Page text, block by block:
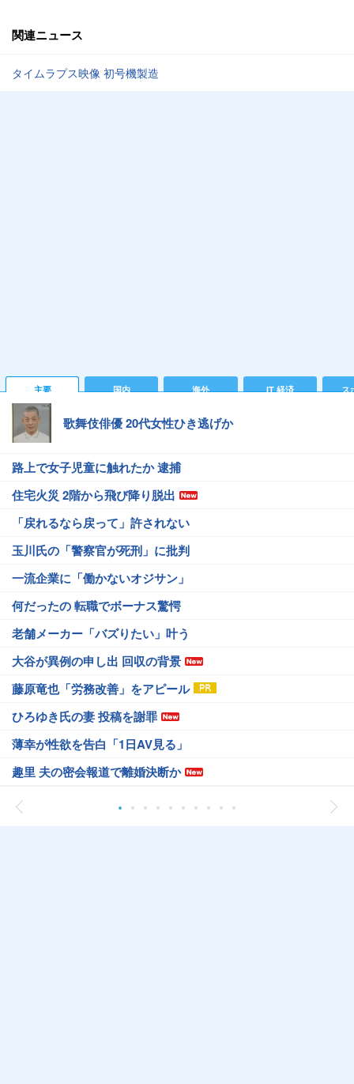
関連ニュース
タイムラプス映像 初号機製造
主要 国内 海外 IT 経済 ス
歌舞伎俳優 20代女性ひき逃げか
路上で女子児童に触れたか 逮捕
住宅火災 2階から飛び降り脱出
「戻れるなら戻って」許されない
玉川氏の「警察官が死刑」に批判
一流企業に「働かないオジサン」
何だったの 転職でボーナス驚愕
老舗メーカー「バズりたい」叶う
大谷が異例の申し出 回収の背景
藤原竜也「労務改善」をアピール
ひろゆき氏の妻 投稿を謝罪
薄幸が性欲を告白「1日AV見る」
趣里 夫の密会報道で離婚決断か